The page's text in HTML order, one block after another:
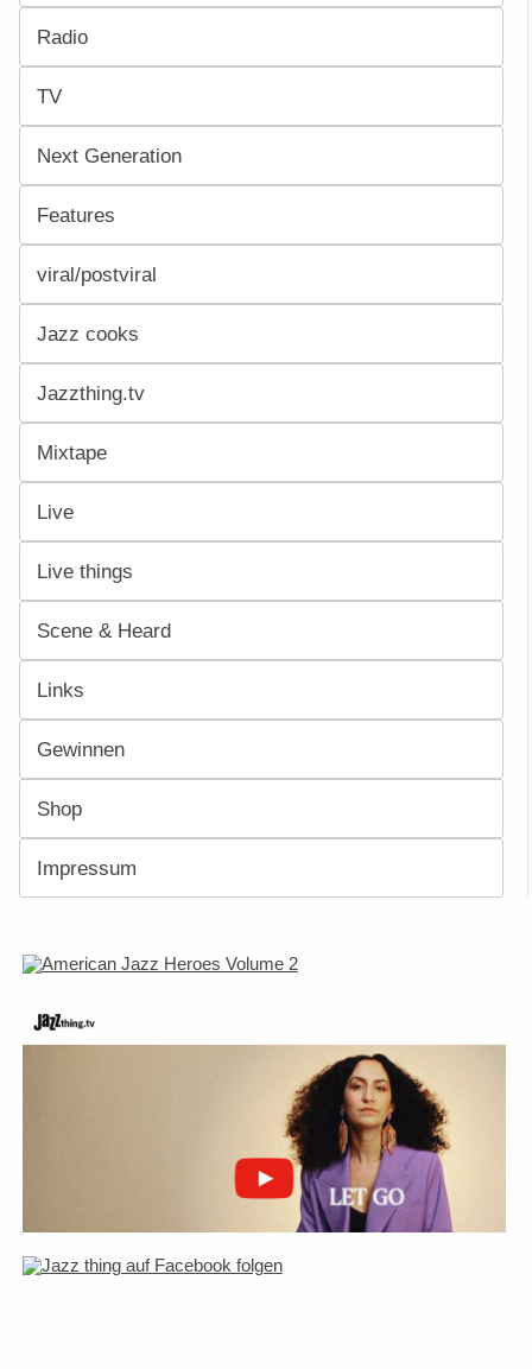
Radio
TV
Next Generation
Features
viral/postviral
Jazz cooks
Jazzthing.tv
Mixtape
Live
Live things
Scene & Heard
Links
Gewinnen
Shop
Impressum